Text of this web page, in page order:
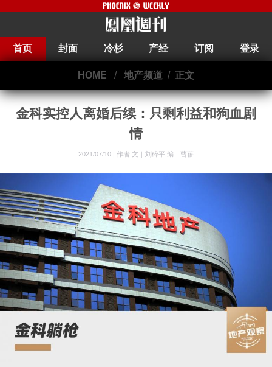
首页 封面 冷杉 产经 订阅 登录
HOME / 地产频道 / 正文
金科实控人离婚后续：只剩利益和狗血剧
情
2021/07/10 | 作者 文｜刘碎平 编｜曹蓓